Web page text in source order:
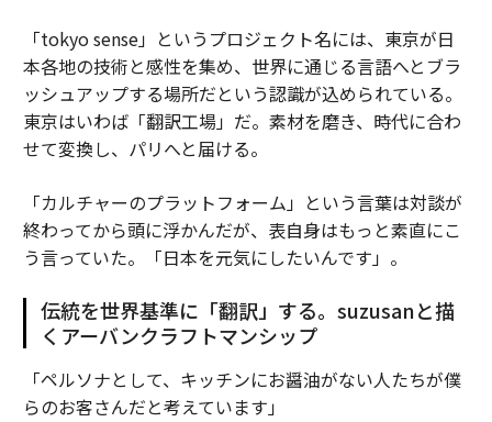
「tokyo sense」というプロジェクト名には、東京が日
本各地の技術と感性を集め、世界に通じる言語へとブラ
ッシュアップする場所だという認識が込められている。
東京はいわば「翻訳工場」だ。素材を磨き、時代に合わ
せて変換し、パリへと届ける。
「カルチャーのプラットフォーム」という言葉は対談が
終わってから頭に浮かんだが、表自身はもっと素直にこ
う言っていた。「日本を元気にしたいんです」。
伝統を世界基準に「翻訳」する。suzusanと描
くアーバンクラフトマンシップ
「ペルソナとして、キッチンにお醤油がない人たちが僕
らのお客さんだと考えています」